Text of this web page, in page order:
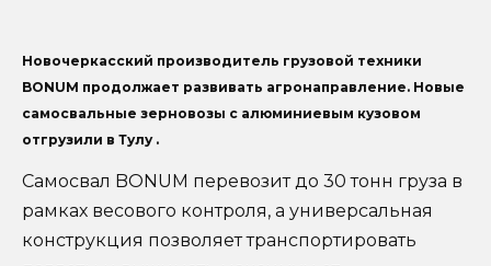
Новочеркасский производитель грузовой техники
BONUM продолжает развивать агронаправление. Новые
самосвальные зерновозы с алюминиевым кузовом
отгрузили в Тулу .
Самосвал BONUM перевозит до 30 тонн груза в
рамках весового контроля, а универсальная
конструкция позволяет транспортировать